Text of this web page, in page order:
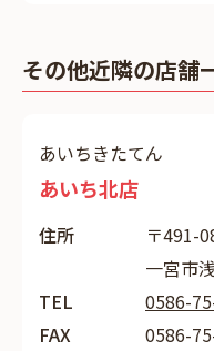
その他近隣の店舗
あいちきたてん
あいち北店
住所
〒491-
一宮市
TEL
0586-
FAX
0586-